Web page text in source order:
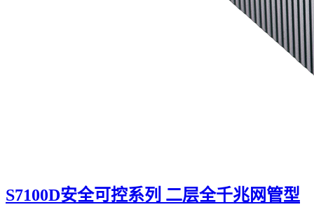
S7100D安全可控系列 二层全千兆网管型